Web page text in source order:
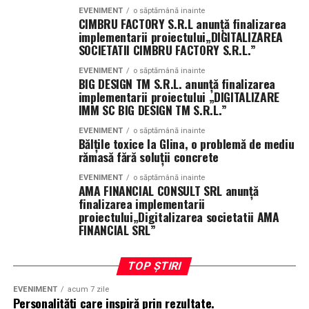
ridicat de confort.
In anumite situatii, folosirea laserului poate reduce
afectarea minima a tesuturilor poate favoriza o
vindecare mai rapida si o recuperare mai usoara.
Un alt avantaj al tehnologiei delaser dentar Mogosoaia
este faptul ca unele proceduri pot fi efectuate intr-un
mod mai putin invaziv. In functie de tratament, poate fi
redusa necesitatea utilizarii instrumentelor clasice,
aspect care contribuie la diminuarea anxietatii resimtite
de unii pacienti.
Cu toate acestea, recomandarea utilizarii laserului
trebuie facuta numai dupa o consultatie stomatologica.
Medicul este cel care stabileste daca aceasta metoda
este potrivita, daca trebuie combinata cu tehnici
autoritatea domeniului este mai dificil de construit.
SEO rămâne esențial.
Însă nu mai este suficient de unul singur.
Inteligența artificială nu se limitează la analiza pozițiilor
Modelele moderne încearcă să identifice:
surse credibile;
explicații clare;
conținut bine structurat;
răspunsuri complete;
informații actualizate.
EVENIMENT o săptămână inainte
CIMBRU FACTORY S.R.L anunţă finalizarea
implementarii proiectului„DIGITALIZAREA
SOCIETATII CIMBRU FACTORY S.R.L.”
EVENIMENT o săptămână inainte
BIG DESIGN TM S.R.L. anunţă finalizarea
implementarii proiectului „DIGITALIZARE
IMM SC BIG DESIGN TM S.R.L.”
EVENIMENT o săptămână inainte
Bălțile toxice la Glina, o problemă de mediu
rămasă fără soluții concrete
EVENIMENT o săptămână inainte
AMA FINANCIAL CONSULT SRL anunţă
finalizarea implementarii
proiectului„Digitalizarea societatii AMA
FINANCIAL SRL”
TOP ȘTIRI
EVENIMENT acum 7 zile
Personalități care inspiră prin rezultate.